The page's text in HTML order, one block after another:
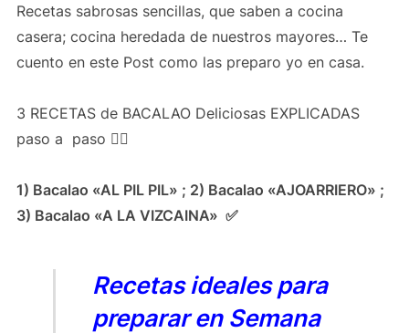
Recetas sabrosas sencillas, que saben a cocina
casera; cocina heredada de nuestros mayores… Te
cuento en este Post como las preparo yo en casa.
3 RECETAS de BACALAO Deliciosas EXPLICADAS
paso a paso 👍🏻
1) Bacalao «AL PIL PIL» ; 2) Bacalao «AJOARRIERO» ;
3) Bacalao «A LA VIZCAINA» ✅
Recetas ideales para
preparar en Semana